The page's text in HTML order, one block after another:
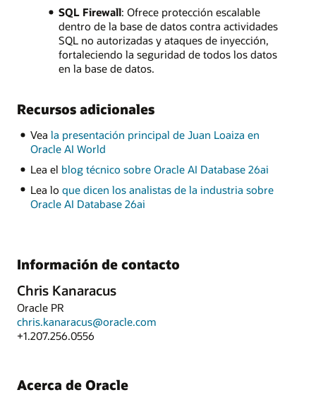
SQL Firewall: Ofrece protección escalable
dentro de la base de datos contra actividades
SQL no autorizadas y ataques de inyección,
fortaleciendo la seguridad de todos los datos
en la base de datos.
Recursos adicionales
Vea la presentación principal de Juan Loaiza en
Oracle AI World
Lea el blog técnico sobre Oracle AI Database 26ai
Lea lo que dicen los analistas de la industria sobre
Oracle AI Database 26ai
Información de contacto
Chris Kanaracus
Oracle PR
chris.kanaracus@oracle.com
+1.207.256.0556
Acerca de Oracle